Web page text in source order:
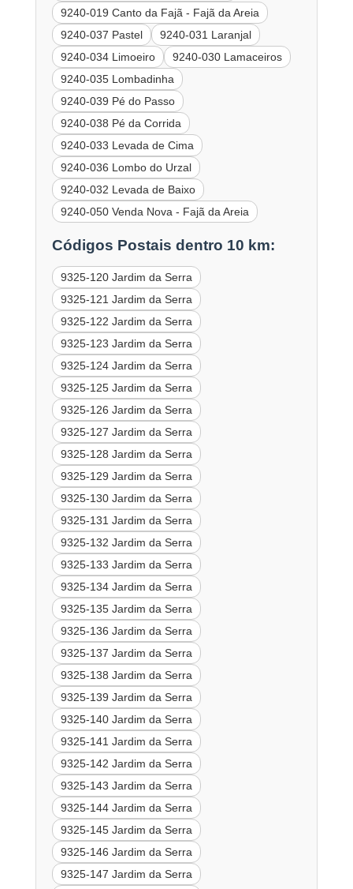
9240-019 Canto da Fajã - Fajã da Areia
9240-037 Pastel
9240-031 Laranjal
9240-034 Limoeiro
9240-030 Lamaceiros
9240-035 Lombadinha
9240-039 Pé do Passo
9240-038 Pé da Corrida
9240-033 Levada de Cima
9240-036 Lombo do Urzal
9240-032 Levada de Baixo
9240-050 Venda Nova - Fajã da Areia
Códigos Postais dentro 10 km:
9325-120 Jardim da Serra
9325-121 Jardim da Serra
9325-122 Jardim da Serra
9325-123 Jardim da Serra
9325-124 Jardim da Serra
9325-125 Jardim da Serra
9325-126 Jardim da Serra
9325-127 Jardim da Serra
9325-128 Jardim da Serra
9325-129 Jardim da Serra
9325-130 Jardim da Serra
9325-131 Jardim da Serra
9325-132 Jardim da Serra
9325-133 Jardim da Serra
9325-134 Jardim da Serra
9325-135 Jardim da Serra
9325-136 Jardim da Serra
9325-137 Jardim da Serra
9325-138 Jardim da Serra
9325-139 Jardim da Serra
9325-140 Jardim da Serra
9325-141 Jardim da Serra
9325-142 Jardim da Serra
9325-143 Jardim da Serra
9325-144 Jardim da Serra
9325-145 Jardim da Serra
9325-146 Jardim da Serra
9325-147 Jardim da Serra